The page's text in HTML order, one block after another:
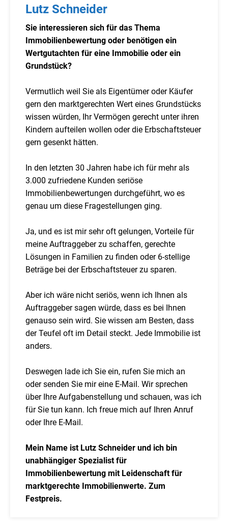
Lutz Schneider
Sie interessieren sich für das Thema
Immobilienbewertung oder benötigen ein
Wertgutachten für eine Immobilie oder ein
Grundstück?
Vermutlich weil Sie als Eigentümer oder Käufer
gern den marktgerechten Wert eines Grundstücks
wissen würden, Ihr Vermögen gerecht unter ihren
Kindern aufteilen wollen oder die Erbschaftsteuer
gern gesenkt hätten.
In den letzten 30 Jahren habe ich für mehr als
3.000 zufriedene Kunden seriöse
Immobilienbewertungen durchgeführt, wo es
genau um diese Fragestellungen ging.
Ja, und es ist mir sehr oft gelungen, Vorteile für
meine Auftraggeber zu schaffen, gerechte
Lösungen in Familien zu finden oder 6-stellige
Beträge bei der Erbschaftsteuer zu sparen.
Aber ich wäre nicht seriös, wenn ich Ihnen als
Auftraggeber sagen würde, dass es bei Ihnen
genauso sein wird. Sie wissen am Besten, dass
der Teufel oft im Detail steckt. Jede Immobilie ist
anders.
Deswegen lade ich Sie ein, rufen Sie mich an
oder senden Sie mir eine E-Mail. Wir sprechen
über Ihre Aufgabenstellung und schauen, was ich
für Sie tun kann. Ich freue mich auf Ihren Anruf
oder Ihre E-Mail.
Mein Name ist Lutz Schneider und ich bin
unabhängiger Spezialist für
Immobilienbewertung mit Leidenschaft für
marktgerechte Immobilienwerte. Zum
Festpreis.